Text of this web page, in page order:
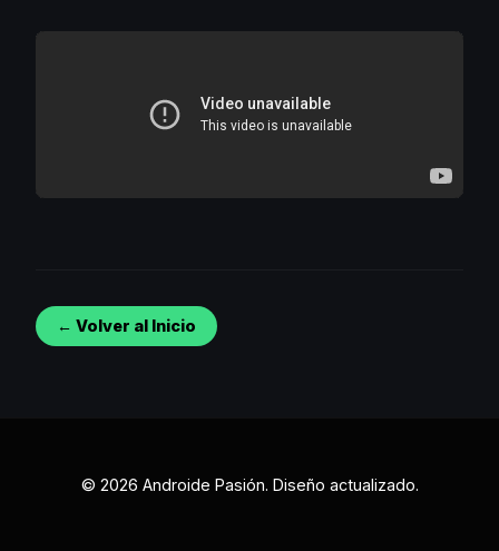
← Volver al Inicio
© 2026 Androide Pasión. Diseño actualizado.